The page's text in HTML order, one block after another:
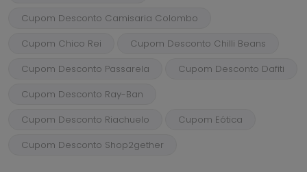
Cupom Desconto Camisaria Colombo
Cupom Chico Rei
Cupom Desconto Chilli Beans
Cupom Desconto Passarela
Cupom Desconto Dafiti
Cupom Desconto Ray-Ban
Cupom Desconto Riachuelo
Cupom Eótica
Cupom Desconto Shop2gether